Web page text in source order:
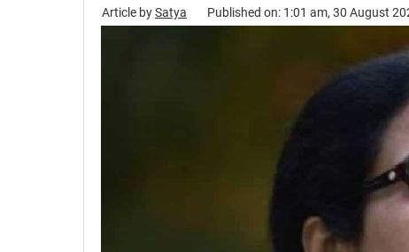
Article bySatya Published on: 1:01 am, 30 August